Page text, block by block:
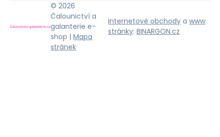
© 2026
Čalounictví a
galanterie e-
shop |Mapa
stránek
Internetové obchody a www
stránky: BINARGON.cz